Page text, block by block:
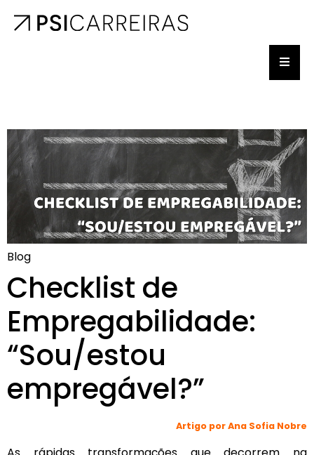
Blog
Checklist de
Empregabilidade:
“Sou/estou
empregável?”
Artigo por Ana Sofia Nobre